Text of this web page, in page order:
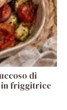
di
in friggitrice